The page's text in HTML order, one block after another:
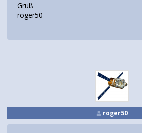
Gruß
roger50
roger50